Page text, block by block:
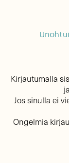
Kirjautumalla
Jos sinulla ei
Ongelmia